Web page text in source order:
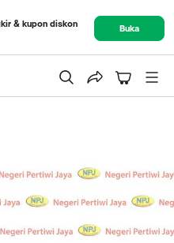
& kupon diskon
Buka